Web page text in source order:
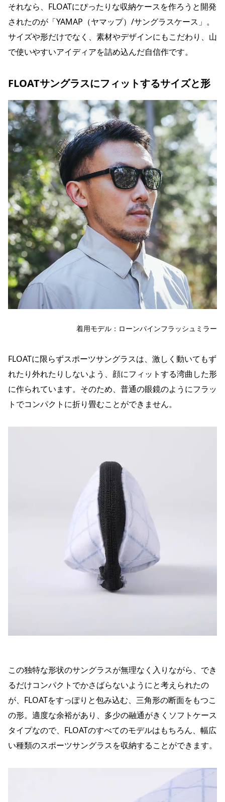
それなら、FLOATにぴったりな収納ケースを作ろうと開発
されたのが「YAMAP（ヤマップ）/サングラスケース」。
サイズや形だけでなく、素材やデザインにもこだわり、山
で使いやすいアイディアを詰め込んだ自信作です。
FLOATサングラスにフィットするサイズと形
着用モデル：ローンパインフラッシュミラー
FLOATに限らずスポーツサングラスは、激しく動いてもず
れたり外れたりしないよう、顔にフィットする湾曲した形
に作られています。そのため、普通の眼鏡のようにフラッ
トでコンパクトに折り畳むことができません。
この独特な形状のサングラスが無理なく入りながら、でき
るだけコンパクトでかさばらないようにと考えられたの
が、FLOATをすっぽりと包み込む、三角形の断面をもつこ
の形。適度な余裕があり、多少の融通がきくソフトケース
タイプなので、FLOATのすべてのモデルはもちろん、幅広
い種類のスポーツサングラスを収納することができます。